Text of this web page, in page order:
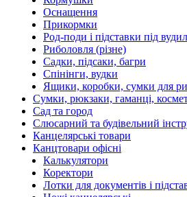
Оснащення
Прикормки
Род-поди і підставки під
Риболовля (різне)
Садки, підсаки, багри
Спінінги, вудки
Ящики, коробки, сумки для
Сумки, рюкзаки, гаманці,
Сад та город
Слюсарний та будівельний
Канцелярські товари
Канцтовари офісні
Калькулятори
Коректори
Лотки для документів і